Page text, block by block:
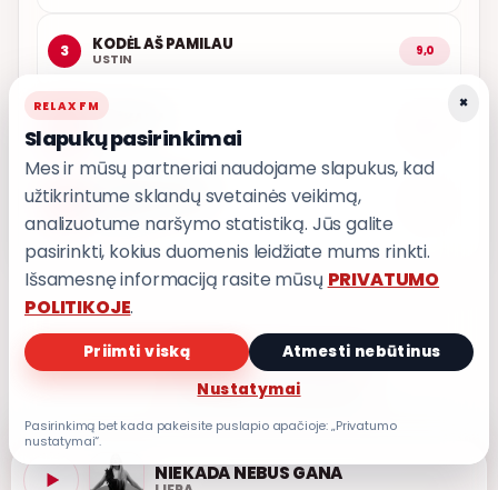
3 KODĖL AŠ PAMILAU
USTIN 9,0
T3
5 IŠ MANO ŠIRDIES
PRIVATUMO POLITIKA
Privatumo nustatymai
NIEKADA NEBUS GANA
×
RELAX FM
Slapukų pasirinkimai
Mes ir mūsų partneriai naudojame slapukus, kad
užtikrintume sklandų svetainės veikimą,
analizuotume naršymo statistiką. Jūs galite
pasirinkti, kokius duomenis leidžiate mums rinkti.
Išsamesnę informaciją rasite mūsų PRIVATUMO
POLITIKOJE.
Priimti viską
Atmesti nebūtinus
Nustatymai
Pasirinkimą bet kada pakeisite puslapio apačioje: „Privatumo
nustatymai“.